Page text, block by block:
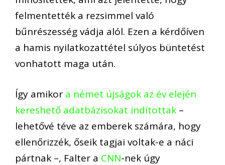
felmentették a rezsimmel való
bűnrészesség vádja alól. Ezen a kérdőíven
a hamis nyilatkozattétel súlyos büntetést
vonhatott maga után.
Így amikor a német újságok az év elején
kereshető adatbázisokat indítottak –
lehetővé téve az emberek számára, hogy
ellenőrizzék, őseik tagjai voltak-e a náci
pártnak –, Falter a CNN-nek úgy